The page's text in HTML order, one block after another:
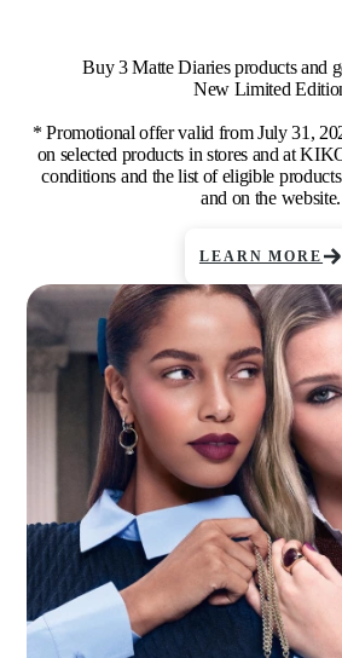
Buy 3 Matte Diaries products and
New Limited
* Promotional offer valid from July 31,
on selected products in stores and at
conditions and the list of eligible
and on the website.
LEARN MORE